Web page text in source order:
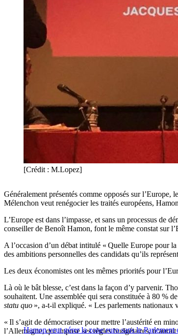
[Crédit : M.Lopez]
Généralement présentés comme opposés sur
Mélenchon veut renégocier les traités européens,
L’Europe est dans l’impasse, et sans un processus de
conseiller de Benoît Hamon, font le même constat sur
A l’occasion d’un débat intitulé « Quelle Europe pour
des ambitions personnelles des candidats qu’ils
Les deux économistes ont les mêmes priorités pour
Là où le bât blesse, c’est dans la façon d’y parvenir.
souhaitent. Une assemblée qui sera constituée à 80 %
statu quo », a-t-il expliqué. « Les parlements nationaux
Hamon veut gérer la zone euro sans le Parlement
« Il s’agit de démocratiser pour mettre l’austérité en
l’Allemagne, qui impose ses règles budgétaires,